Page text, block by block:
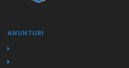
ANUNTURI